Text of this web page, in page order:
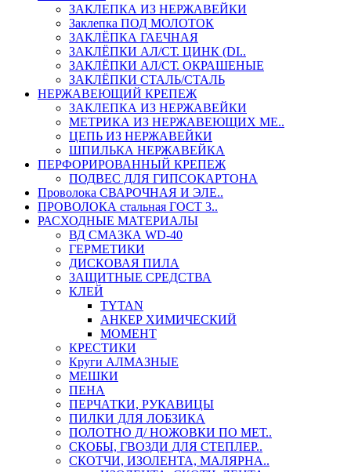
ЗАКЛЕПКА ИЗ НЕРЖАВЕЙКИ
Заклепка ПОД МОЛОТОК
ЗАКЛЁПКА ГАЕЧНАЯ
ЗАКЛЁПКИ АЛ/СТ. ЦИНК (DI..
ЗАКЛЁПКИ АЛ/СТ. ОКРАШЕНЫЕ
ЗАКЛЁПКИ СТАЛЬ/СТАЛЬ
НЕРЖАВЕЮЩИЙ КРЕПЕЖ
ЗАКЛЕПКА ИЗ НЕРЖАВЕЙКИ
МЕТРИКА ИЗ НЕРЖАВЕЮЩИХ МЕ..
ЦЕПЬ ИЗ НЕРЖАВЕЙКИ
ШПИЛЬКА НЕРЖАВЕЙКА
ПЕРФОРИРОВАННЫЙ КРЕПЕЖ
ПОДВЕС ДЛЯ ГИПСОКАРТОНА
Проволока СВАРОЧНАЯ И ЭЛЕ..
ПРОВОЛОКА стальная ГОСТ 3..
РАСХОДНЫЕ МАТЕРИАЛЫ
ВД СМАЗКА WD-40
ГЕРМЕТИКИ
ДИСКОВАЯ ПИЛА
ЗАЩИТНЫЕ СРЕДСТВА
КЛЕЙ
TYTAN
АНКЕР ХИМИЧЕСКИЙ
МОМЕНТ
КРЕСТИКИ
Круги АЛМАЗНЫЕ
МЕШКИ
ПЕНА
ПЕРЧАТКИ, РУКАВИЦЫ
ПИЛКИ ДЛЯ ЛОБЗИКА
ПОЛОТНО Д/ НОЖОВКИ ПО МЕТ..
СКОБЫ, ГВОЗДИ ДЛЯ СТЕПЛЕР..
СКОТЧИ, ИЗОЛЕНТА, МАЛЯРНА..